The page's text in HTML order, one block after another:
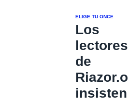
ELIGE TU ONCE
Los
lectores
de
insisten